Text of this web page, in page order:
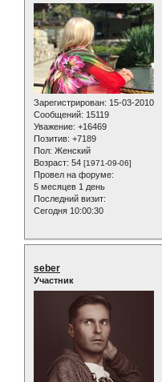
Зарегистрирован: 15-03-2010
Сообщений: 15119
Уважение: +16469
Позитив: +7189
Пол: Женский
Возраст: 54 [1971-09-06]
Провел на форуме:
5 месяцев 1 день
Последний визит:
Сегодня 10:00:30
seber
Участник